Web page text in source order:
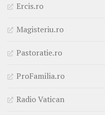
Ercis.ro
Magisteriu.ro
Pastoratie.ro
ProFamilia.ro
Radio Vatican